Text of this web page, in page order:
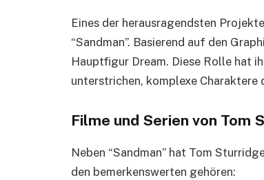
Eines der herausragendsten
“Sandman”. Basierend auf den
Hauptfigur Dream. Diese Rolle hat
unterstrichen, komplexe Charaktere
Filme und Serien von Tom
Neben “Sandman” hat Tom
den bemerkenswerten gehören: